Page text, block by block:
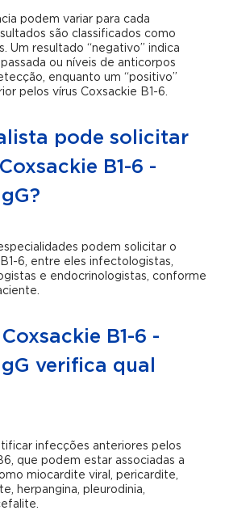
podem variar para cada
são classificados como
Um resultado “negativo” indica
ou níveis de anticorpos
enquanto um “positivo”
pelos vírus Coxsackie B1-6.
pode solicitar
B1-6 -
podem solicitar o
6, entre eles infectologistas,
e endocrinologistas, conforme
B1-6 -
verifica qual
infecções anteriores pelos
que podem estar associadas a
miocardite viral, pericardite,
herpangina, pleurodinia,